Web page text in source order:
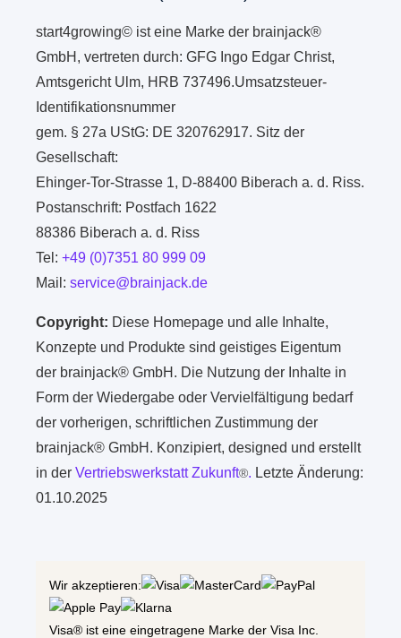
start4growing© ist eine Marke der brainjack®
GmbH, vertreten durch: GFG Ingo Edgar Christ,
Amtsgericht Ulm, HRB 737496.Umsatzsteuer-
Identifikationsnummer
gem. § 27a UStG: DE 320762917. Sitz der
Gesellschaft:
Ehinger-Tor-Strasse 1, D-88400 Biberach a. d. Riss.
Postanschrift: Postfach 1622
88386 Biberach a. d. Riss
Tel:+49 (0)7351 80 999 09
Mail:service@brainjack.de
Copyright: Diese Homepage und alle Inhalte,
Konzepte und Produkte sind geistiges Eigentum
der brainjack® GmbH. Die Nutzung der Inhalte in
Form der Wiedergabe oder Vervielfältigung bedarf
der vorherigen, schriftlichen Zustimmung der
brainjack® GmbH. Konzipiert, designed und erstellt
in derVertriebswerkstatt Zukunft®. Letzte Änderung:
01.10.2025
Wir akzeptieren:
Visa® ist eine eingetragene Marke der Visa Inc.